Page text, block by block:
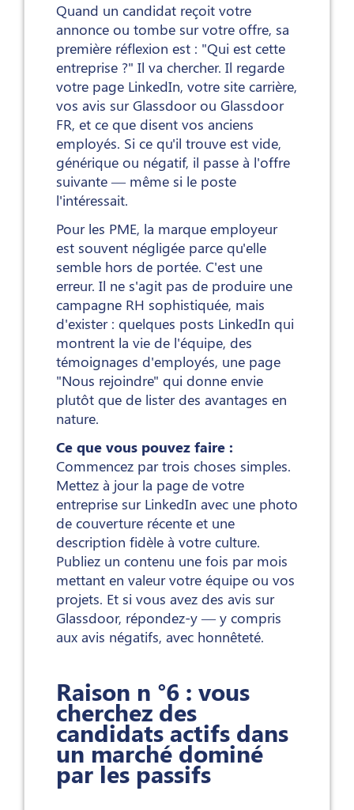
Quand un candidat reçoit votre
annonce ou tombe sur votre offre, sa
première réflexion est : "Qui est cette
entreprise ?" Il va chercher. Il regarde
votre page LinkedIn, votre site carrière,
vos avis sur Glassdoor ou Glassdoor
FR, et ce que disent vos anciens
employés. Si ce qu'il trouve est vide,
générique ou négatif, il passe à l'offre
suivante — même si le poste
l'intéressait.
Pour les PME, la marque employeur
est souvent négligée parce qu'elle
semble hors de portée. C'est une
erreur. Il ne s'agit pas de produire une
campagne RH sophistiquée, mais
d'exister : quelques posts LinkedIn qui
montrent la vie de l'équipe, des
témoignages d'employés, une page
"Nous rejoindre" qui donne envie
plutôt que de lister des avantages en
nature.
Ce que vous pouvez faire :
Commencez par trois choses simples.
Mettez à jour la page de votre
entreprise sur LinkedIn avec une photo
de couverture récente et une
description fidèle à votre culture.
Publiez un contenu une fois par mois
mettant en valeur votre équipe ou vos
projets. Et si vous avez des avis sur
Glassdoor, répondez-y — y compris
aux avis négatifs, avec honnêteté.
Raison n °6 : vous
cherchez des
candidats actifs dans
un marché dominé
par les passifs